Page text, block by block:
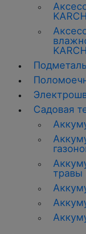
Садовая
травы